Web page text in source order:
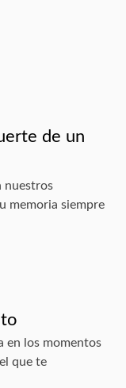
de un
nuestros
memoria siempre
en los momentos
que te